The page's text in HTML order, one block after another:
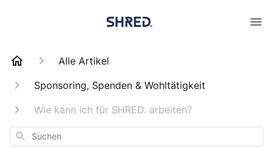
Alle Artikel
Sponsoring, Spenden & Wohltätigkeit
Wie kann ich für SHRED. arbeiten?
Suchen